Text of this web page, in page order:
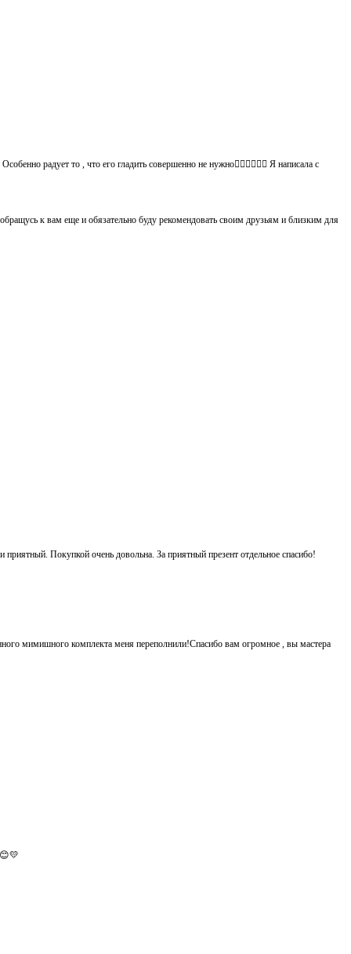
радует то , что его гладить совершенно не нужно👍🏻👍🏻🙈😄 Я написала с
к вам еще и обязательно буду рекомендовать своим друзьям и близким для
Покупкой очень довольна. За приятный презент отдельное спасибо!
мимишного комплекта меня переполнили!Спасибо вам огромное , вы мастера